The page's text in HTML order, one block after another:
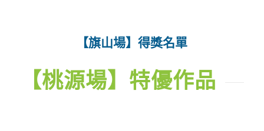
【旗山場】得獎名單
【桃源場】特優作品